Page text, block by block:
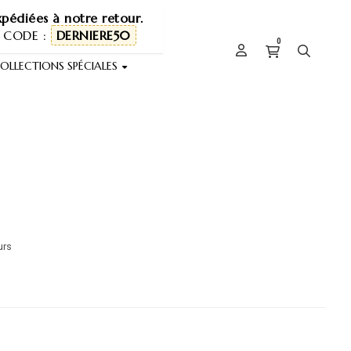
à notre retour.
: DERNIERE50
SPÉCIALES
0